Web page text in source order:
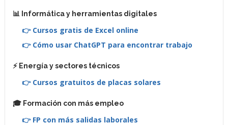
📊 Informática y herramientas digitales
👉 Cursos gratis de Excel online
👉 Cómo usar ChatGPT para encontrar trabajo
⚡ Energía y sectores técnicos
👉 Cursos gratuitos de placas solares
🎓 Formación con más empleo
👉 FP con más salidas laborales